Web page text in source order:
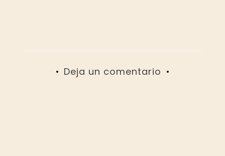
Deja un comentario